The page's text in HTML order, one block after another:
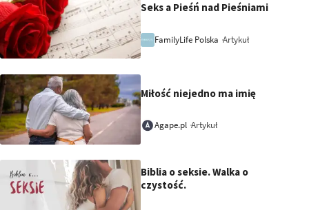
Seks a Pieśń nad Pieśniami
FamilyLife Polska Artykuł
Miłość niejedno ma imię
Agape.pl Artykuł
Biblia o seksie. Walka o
czystość.